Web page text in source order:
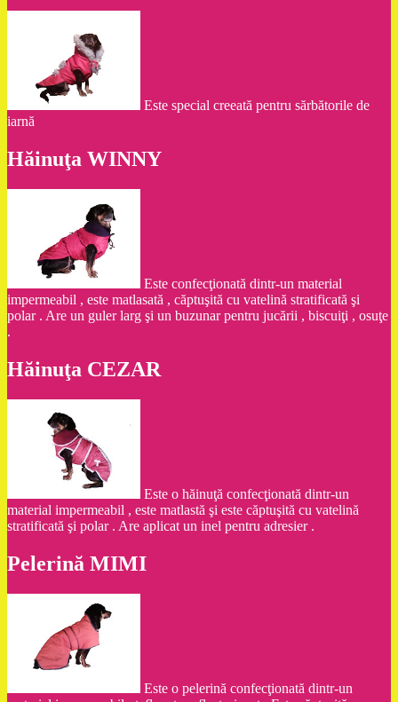
Este special creeată pentru sărbătorile de
iarnă
Hăinuţa WINNY
Este confecţionată dintr-un material
impermeabil , este matlasată , căptuşită cu vatelină stratificată şi
polar . Are un guler larg şi un buzunar pentru jucării , biscuiţi , osuţe
.
Hăinuţa CEZAR
Este o hăinuţă confecţionată dintr-un
material impermeabil , este matlastă şi este căptuşită cu vatelină
stratificată şi polar . Are aplicat un inel pentru adresier .
Pelerină MIMI
Este o pelerină confecţionată dintr-un